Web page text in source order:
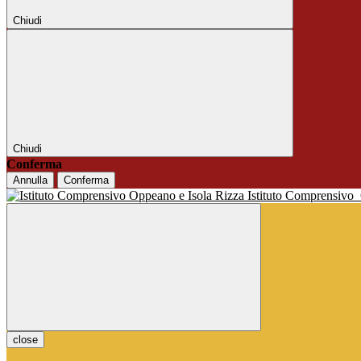
Chiudi
Chiudi
Conferma
Annulla Conferma
Istituto Comprensivo
close